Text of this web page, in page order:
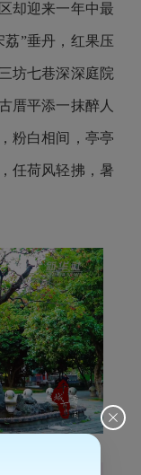
却迎来一年中最
荔”垂丹，红果压
坊七巷深深庭院
厝平添一抹醉人
粉白相间，亭亭
任荷风轻拂，暑